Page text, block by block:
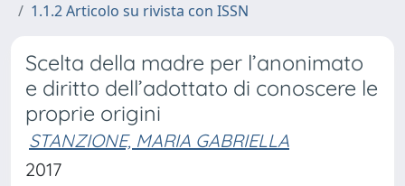
1.1.2 Articolo su rivista con ISSN
Scelta della madre per l’anonimato
e diritto dell’adottato di conoscere le
proprie origini
STANZIONE, MARIA GABRIELLA
2017